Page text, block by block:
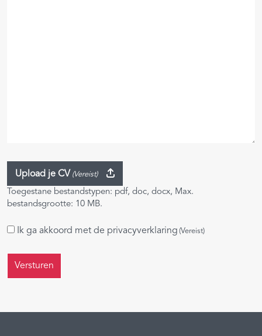
Upload je CV (Vereist)
Toegestane bestandstypen: pdf, doc, docx, Max.
bestandsgrootte: 10 MB.
Instemming
Ik ga akkoord met de privacyverklaring (Vereist)